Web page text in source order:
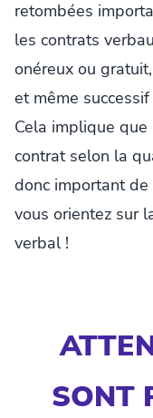
retombées
les contrats
onéreux ou
et même
Cela implique
contrat selon la
donc important
vous orientez sur
verbal !
SONT